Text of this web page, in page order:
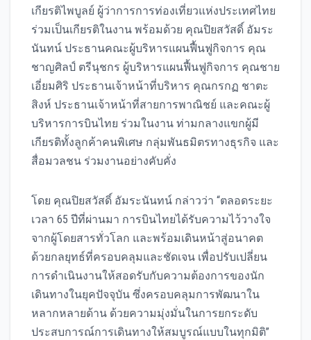
เกียรติไพบูลย์ ผู้ว่าการการท่องเที่ยวแห่งประเทศไทย
ร่วมเป็นเกียรติในงาน พร้อมด้วย คุณปิยสวัสดิ์ อัมระ
นันทน์ ประธานคณะผู้บริหารแผนฟื้นฟูกิจการ คุณ
ชาญศิลป์ ตรีนุชกร ผู้บริหารแผนฟื้นฟูกิจการ คุณชาย
เอี่ยมศิริ ประธานเจ้าหน้าที่บริหาร คุณกรกฏ ชาตะ
สิงห์ ประธานเจ้าหน้าที่สายการพาณิชย์ และคณะผู้
บริหารการบินไทย ร่วมในงาน ท่ามกลางแขกผู้มี
เกียรติทั้งลูกค้าคนพิเศษ กลุ่มพันธมิตรทางธุรกิจ และ
สื่อมวลชน ร่วมงานอย่างคับคั่ง
โดย คุณปิยสวัสดิ์ อัมระนันทน์ กล่าวว่า “ตลอดระยะ
เวลา 65 ปีที่ผ่านมา การบินไทยได้รับความไว้วางใจ
จากผู้โดยสารทั่วโลก และพร้อมเดินหน้าสู่อนาคต
ด้วยกลยุทธ์ที่ครอบคลุมและชัดเจน เพื่อปรับเปลี่ยน
การดำเนินงานให้สอดรับกับความต้องการของนัก
เดินทางในยุคปัจจุบัน ซึ่งครอบคลุมการพัฒนาใน
หลากหลายด้าน ด้วยความมุ่งมั่นในการยกระดับ
ประสบการณ์การเดินทางให้สมบูรณ์แบบในทุกมิติ”